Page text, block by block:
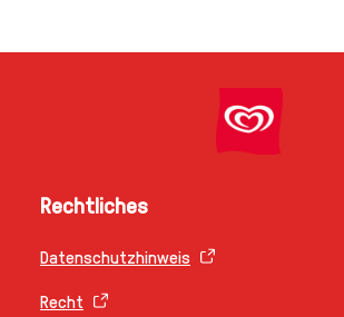
Rechtliches
Datenschutzhinweis
Recht